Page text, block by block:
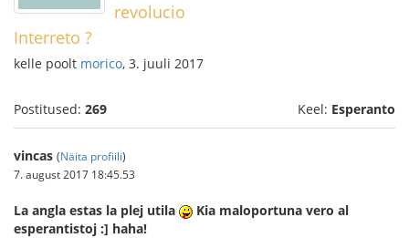
revolucio
Interreto ?
kelle poolt morico, 3. juuli 2017
Postitused: 269 Keel: Esperanto
vincas (Näita profiili)
7. august 2017 18:45.53
La angla estas la plej utila
Kia maloportuna vero al
esperantistoj :] haha!